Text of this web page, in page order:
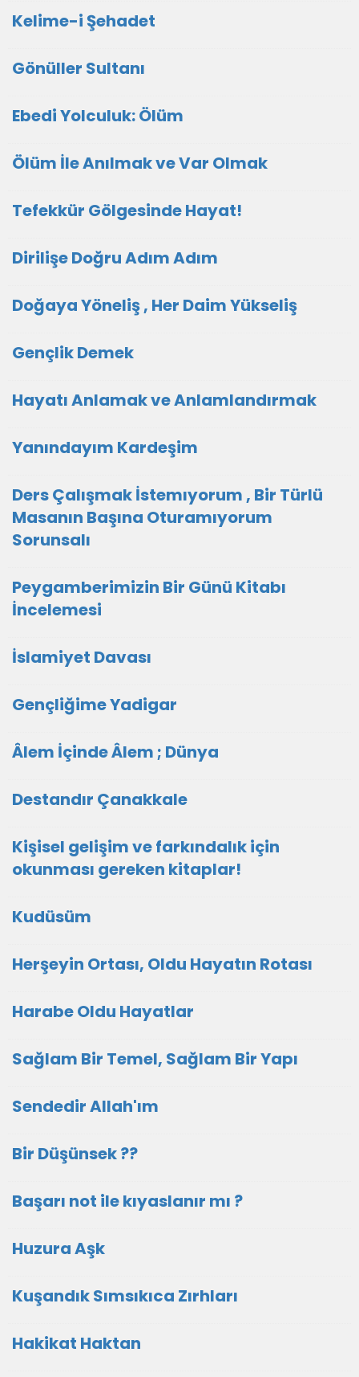
Kelime-i Şehadet
Gönüller Sultanı
Ebedi Yolculuk: Ölüm
Ölüm İle Anılmak ve Var Olmak
Tefekkür Gölgesinde Hayat!
Dirilişe Doğru Adım Adım
Doğaya Yöneliş , Her Daim Yükseliş
Gençlik Demek
Hayatı Anlamak ve Anlamlandırmak
Yanındayım Kardeşim
Ders Çalışmak İstemıyorum , Bir Türlü
Masanın Başına Oturamıyorum
Sorunsalı
Peygamberimizin Bir Günü Kitabı
İncelemesi
İslamiyet Davası
Gençliğime Yadigar
Âlem İçinde Âlem ; Dünya
Destandır Çanakkale
Kişisel gelişim ve farkındalık için
okunması gereken kitaplar!
Kudüsüm
Herşeyin Ortası, Oldu Hayatın Rotası
Harabe Oldu Hayatlar
Sağlam Bir Temel, Sağlam Bir Yapı
Sendedir Allah'ım
Bir Düşünsek ??
Başarı not ile kıyaslanır mı ?
Huzura Aşk
Kuşandık Sımsıkıca Zırhları
Hakikat Haktan